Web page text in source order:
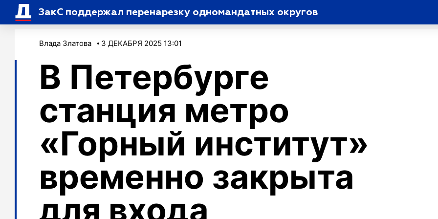
ЗакС поддержал перенарезку одномандатных округов
Влада Златова 3 ДЕКАБРЯ 2025 13:01
В Петербурге
станция метро
«Горный институт»
временно закрыта
для входа